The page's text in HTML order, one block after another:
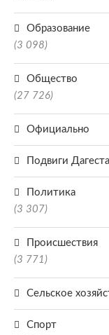
Образование
(3 098)
Общество
(27 726)
Официально
Подвиги
Политика
(3 307)
Происшествия
(3 771)
Сельское
Спорт